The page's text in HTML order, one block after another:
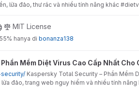
lừa đảo, thư rác và nhiều tính năng khác
MIT License
hanya di bonanza138
Cao Cấp Nhất Cho Gia Đình Bạn
Mềm Diệt Virus Cao Cấp Nhất Cho
Kaspersky Total Security – Phần Mềm
đảo, trang web nguy hiểm và nhiều tính